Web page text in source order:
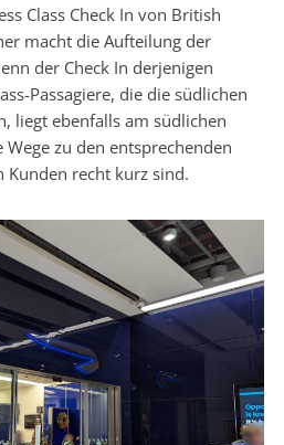
Class Check In von British
macht die Aufteilung der
der Check In derjenigen
Passagiere, die die südlichen
liegt ebenfalls am südlichen
zu den entsprechenden
Kunden recht kurz sind.